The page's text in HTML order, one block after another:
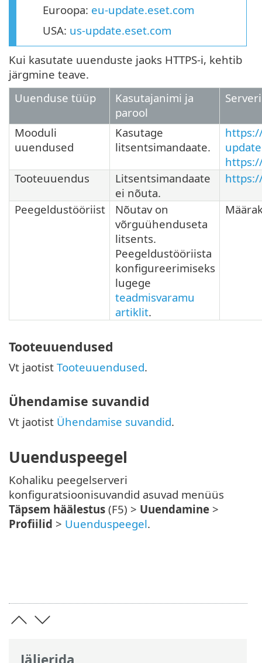
Euroopa: eu-update.eset.com
USA: us-update.eset.com
Kui kasutate uuenduste jaoks HTTPS-i, kehtib
järgmine teave.
Uuenduse tüüp
Kasutajanimi ja
parool
Mooduli
uuendused
Kasutage
litsentsimandaate.
Tooteuuendus
Litsentsimandaate
ei nõuta.
Peegeldustööriist
Nõutav on
võrguühenduseta
litsents.
Peegeldustööriista
konfigureerimiseks
lugege
teadmisvaramu
artiklit.
Tooteuuendused
Vt jaotist Tooteuuendused.
Ühendamise suvandid
Vt jaotist Ühendamise suvandid.
Uuenduspeegel
Kohaliku peegelserveri
konfiguratsioonisuvandid asuvad menüüs
Täpsem häälestus (F5) > Uuendamine >
Profiilid > Uuenduspeegel.